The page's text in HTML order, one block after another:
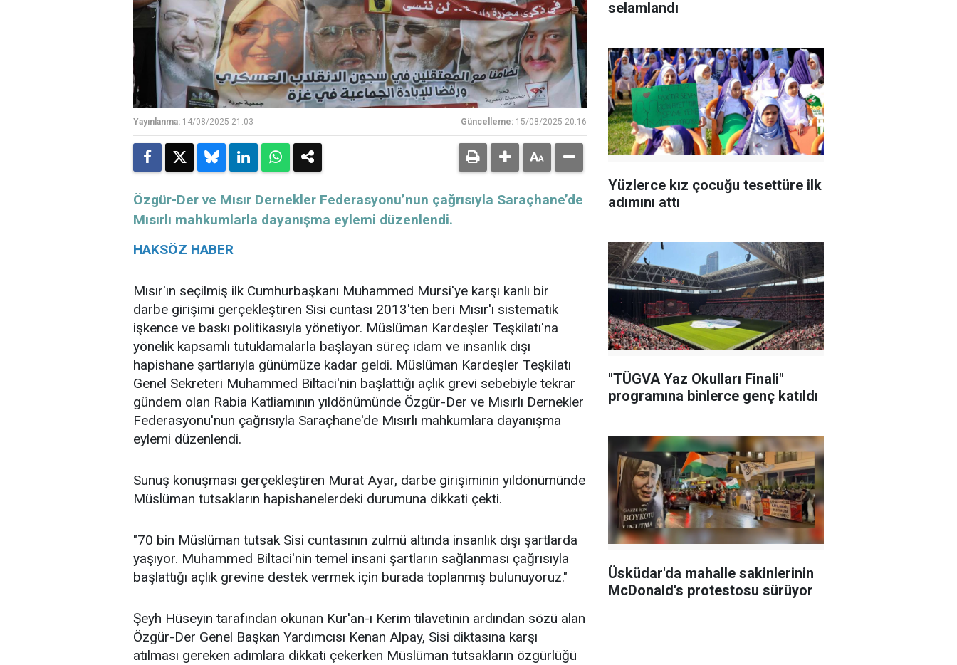
Yayınlanma: 14/08/2025 21:03 Güncelleme: 15/08/2025 20:16
Özgür-Der ve Mısır Dernekler Federasyonu’nun çağrısıyla Saraçhane’de
Mısırlı mahkumlarla dayanışma eylemi düzenlendi.
HAKSÖZ HABER
Mısır'ın seçilmiş ilk Cumhurbaşkanı Muhammed Mursi'ye karşı kanlı bir
darbe girişimi gerçekleştiren Sisi cuntası 2013'ten beri Mısır'ı sistematik
işkence ve baskı politikasıyla yönetiyor. Müslüman Kardeşler Teşkilatı'na
yönelik kapsamlı tutuklamalarla başlayan süreç idam ve insanlık dışı
hapishane şartlarıyla günümüze kadar geldi. Müslüman Kardeşler Teşkilatı
Genel Sekreteri Muhammed Biltaci'nin başlattığı açlık grevi sebebiyle tekrar
gündem olan Rabia Katliamının yıldönümünde Özgür-Der ve Mısırlı Dernekler
Federasyonu'nun çağrısıyla Saraçhane'de Mısırlı mahkumlara dayanışma
eylemi düzenlendi.
Sunuş konuşması gerçekleştiren Murat Ayar, darbe girişiminin yıldönümünde
Müslüman tutsakların hapishanelerdeki durumuna dikkati çekti.
"70 bin Müslüman tutsak Sisi cuntasının zulmü altında insanlık dışı şartlarda
yaşıyor. Muhammed Biltaci'nin temel insani şartların sağlanması çağrısıyla
başlattığı açlık grevine destek vermek için burada toplanmış bulunuyoruz."
Şeyh Hüseyin tarafından okunan Kur'an-ı Kerim tilavetinin ardından sözü alan
Özgür-Der Genel Başkan Yardımcısı Kenan Alpay, Sisi diktasına karşı
atılması gereken adımlara dikkati çekerken Müslüman tutsakların özgürlüğü
selamlandı
Yüzlerce kız çocuğu tesettüre ilk
adımını attı
"TÜGVA Yaz Okulları Finali"
programına binlerce genç katıldı
Üsküdar'da mahalle sakinlerinin
McDonald's protestosu sürüyor